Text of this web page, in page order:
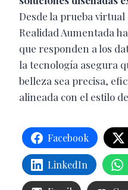
Desde la prueba
Realidad Aumentada
que responden a los
la tecnología asegura
belleza sea precisa,
alineada con el estilo
Facebook
LinkedIn